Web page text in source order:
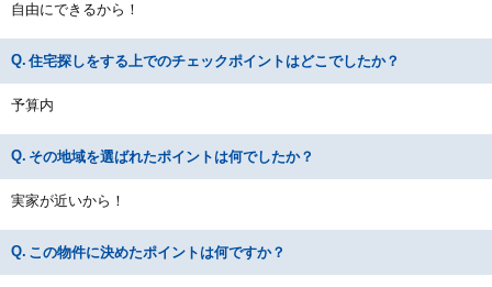
自由にできるから！
住宅探しをする上でのチェックポイントはどこでしたか？
予算内
その地域を選ばれたポイントは何でしたか？
実家が近いから！
この物件に決めたポイントは何ですか？